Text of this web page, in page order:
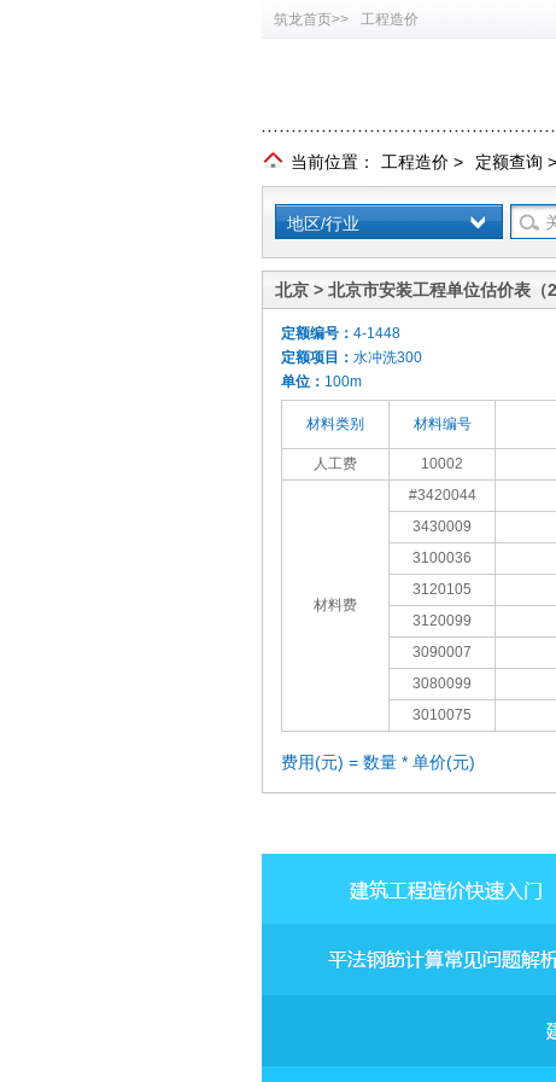
筑龙首页>> 工程造价
当前位置： 工程造价 > 定额查询 >
地区/行业
北京 > 北京市安装工程单位估价表（
定额编号： 4-1448
定额项目： 水冲洗300
单位： 100m
材料类别 材料编号
人工费 10002
材料费
#3420044
3430009
3100036
3120105
3120099
3090007
3080099
3010075
费用(元) = 数量 * 单价(元)